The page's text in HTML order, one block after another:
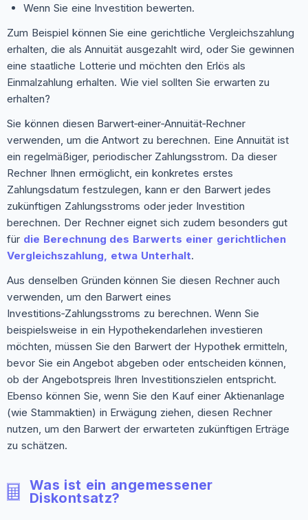
Wenn Sie eine Investition bewerten.
Zum Beispiel können Sie eine gerichtliche Vergleichszahlung
erhalten, die als Annuität ausgezahlt wird, oder Sie gewinnen
eine staatliche Lotterie und möchten den Erlös als
Einmalzahlung erhalten. Wie viel sollten Sie erwarten zu
erhalten?
Sie können diesen Barwert‑einer‑Annuität‑Rechner
verwenden, um die Antwort zu berechnen. Eine Annuität ist
ein regelmäßiger, periodischer Zahlungsstrom. Da dieser
Rechner Ihnen ermöglicht, ein konkretes erstes
Zahlungsdatum festzulegen, kann er den Barwert jedes
zukünftigen Zahlungsstroms oder jeder Investition
berechnen. Der Rechner eignet sich zudem besonders gut
für die Berechnung des Barwerts einer gerichtlichen
Vergleichszahlung, etwa Unterhalt.
Aus denselben Gründen können Sie diesen Rechner auch
verwenden, um den Barwert eines
Investitions‑Zahlungsstroms zu berechnen. Wenn Sie
beispielsweise in ein Hypothekendarlehen investieren
möchten, müssen Sie den Barwert der Hypothek ermitteln,
bevor Sie ein Angebot abgeben oder entscheiden können,
ob der Angebotspreis Ihren Investitionszielen entspricht.
Ebenso können Sie, wenn Sie den Kauf einer Aktienanlage
(wie Stammaktien) in Erwägung ziehen, diesen Rechner
nutzen, um den Barwert der erwarteten zukünftigen Erträge
zu schätzen.
Was ist ein angemessener
Diskontsatz?